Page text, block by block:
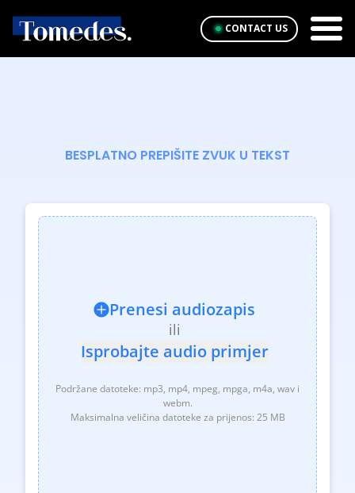
CONTACT US
BESPLATNO PREPIŠITE ZVUK U TEKST
Prenesi audiozapis
ili
Isprobajte audio primjer
Podržane datoteke: mp3, mp4, mpeg, mpga, m4a, wav i
webm.
Maksimalna veličina datoteke za prijenos: 25 MB